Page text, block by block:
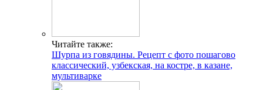
Читайте также:
Шурпа из говядины. Рецепт с фото пошагово
классический, узбекская, на костре, в казане,
мультиварке